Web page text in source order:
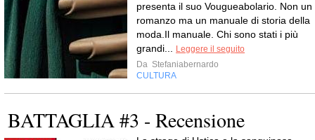
presenta il suo Vougueabolario. Non un
romanzo ma un manuale di storia della
moda.Il manuale. Chi sono stati i più
grandi...
Leggere il seguito
Da Stefaniabernardo
CULTURA
BATTAGLIA #3 - Recensione